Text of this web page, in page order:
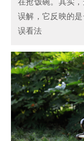
误解，它反映的
误看法